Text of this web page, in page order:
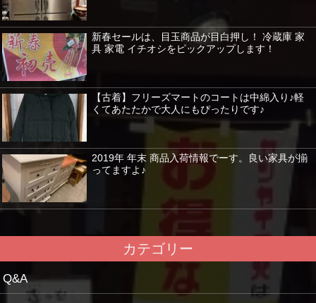
新春セールは、目玉商品が目白押し！ 冷蔵庫 家
具 家電 イチオシをピックアップします！
【古着】フリーズマートのコートは中綿入り♪軽
くてあたたかで大人にもぴったりです♪
2019年 年末 商品入荷情報でーす。良い家具が揃
ってますよ♪
カテゴリー
Q&A